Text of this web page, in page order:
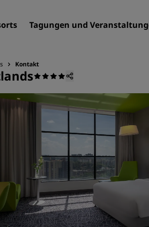
Tagungen und
Reiseziele
Resorts
Neue
Kontakt